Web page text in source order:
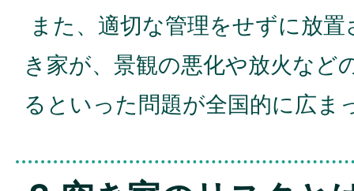
また、適切な管理をせずに放
き家が、景観の悪化や放火など
るといった問題が全国的に広ま